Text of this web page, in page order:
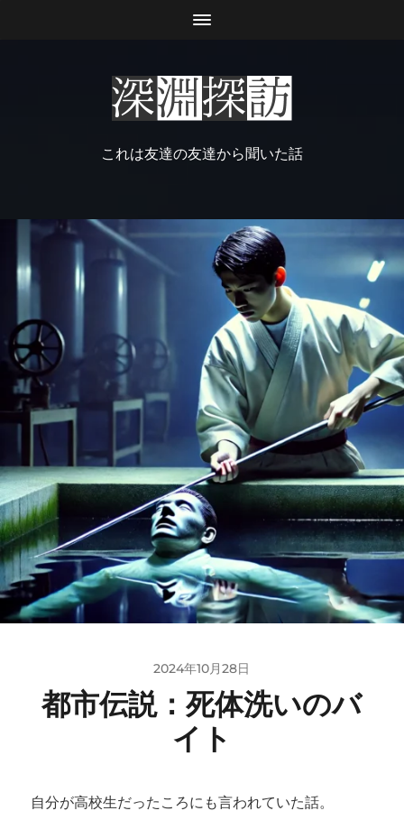
これは友達の友達から聞いた話
2024年10月28日
都市伝説：死体洗いのバ
イト
自分が高校生だったころにも言われていた話。